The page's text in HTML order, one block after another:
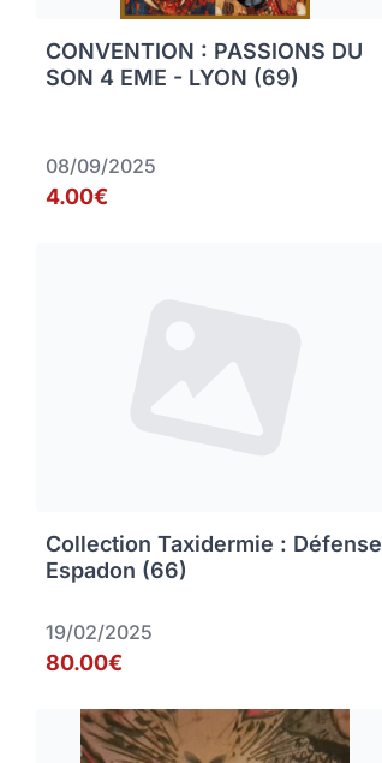
CONVENTION : PASSIONS DU
SON 4 EME - LYON (69)
08/09/2025
4.00€
Collection Taxidermie : Défense
Espadon (66)
19/02/2025
80.00€